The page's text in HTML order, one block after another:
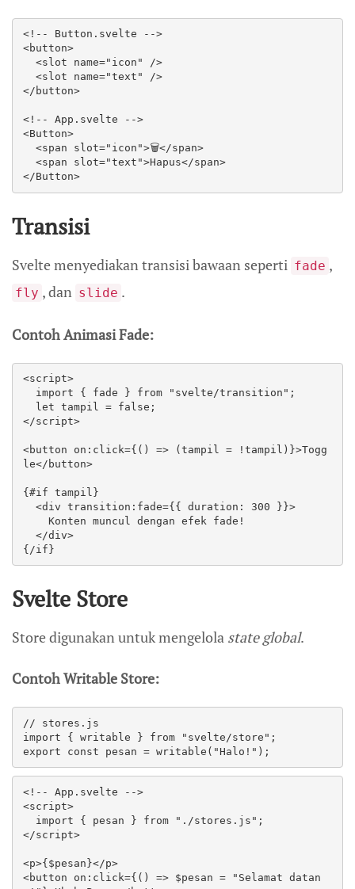
<!-- Button.svelte -->
<button>
</button>
<!-- App.svelte -->
<Button>
</Button>
Transisi
Svelte menyediakan transisi bawaan seperti fade ,
fly , dan slide .
Contoh Animasi Fade:
<script>
</script>
<button on:click={() => (tampil = !tampil)}>Togg
le</button>
{#if tampil}
{/if}
Svelte Store
Store digunakan untuk mengelola state global.
Contoh Writable Store:
// stores.js
import { writable } from "svelte/store";
export const pesan = writable("Halo!");
<!-- App.svelte -->
<script>
</script>
<p>{$pesan}</p>
<button on:click={() => $pesan = "Selamat datan